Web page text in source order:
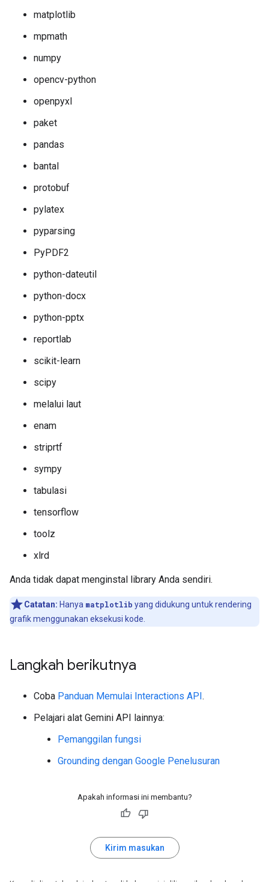
matplotlib
mpmath
numpy
opencv-python
openpyxl
paket
pandas
bantal
protobuf
pylatex
pyparsing
PyPDF2
python-dateutil
python-docx
python-pptx
reportlab
scikit-learn
scipy
melalui laut
enam
striprtf
sympy
tabulasi
tensorflow
toolz
xlrd
Anda tidak dapat menginstal library Anda sendiri.
Catatan: Hanya matplotlib yang didukung untuk rendering
grafik menggunakan eksekusi kode.
Langkah berikutnya
Coba Panduan Memulai Interactions API .
Pelajari alat Gemini API lainnya:
Pemanggilan fungsi
Grounding dengan Google Penelusuran
Apakah informasi ini membantu?
Kirim masukan